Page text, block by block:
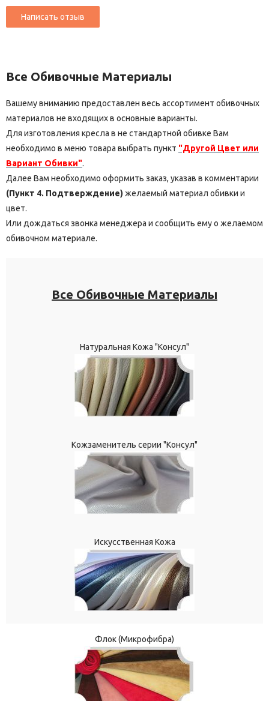
Все Обивочные Материалы
Вашему вниманию предоставлен весь ассортимент обивочных
материалов не входящих в основные варианты.
Для изготовления кресла в не стандартной обивке Вам
необходимо в меню товара выбрать пункт "Другой Цвет или
Вариант Обивки".
Далее Вам необходимо оформить заказ, указав в комментарии
(Пункт 4. Подтверждение) желаемый материал обивки и
цвет.
Или дождаться звонка менеджера и сообщить ему о желаемом
обивочном материале.
Все Обивочные Материалы
Натуральная Кожа "Консул"
Кожзаменитель серии "Консул"
Искусственная Кожа
Флок (Микрофибра)